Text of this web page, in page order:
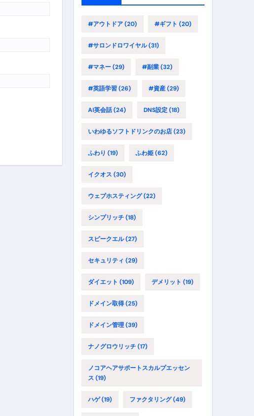
#アウトドア(20) #ギフト (20)
#サロンドロワイヤル(31)
#マネー(29) #副業(32)
#英語学習(26) #資産(29)
AI英会話(24) DNS設定(18)
いわゆるソフトドリンクのお店(23)
ふわり (19) ふわ姫(62)
イクオス (30)
ウェブホスティング(22)
シンプリッチ(18)
スピークエル(27)
セキュリティ (29)
ダイエット (109) デメリット (19)
ドメイン取得(25)
ドメイン管理(39)
ナノグロウリッチ(17)
ノコアヘアサポートスカルプエッセン
ス (19)
ハゲ(19) ファクタリング(49)